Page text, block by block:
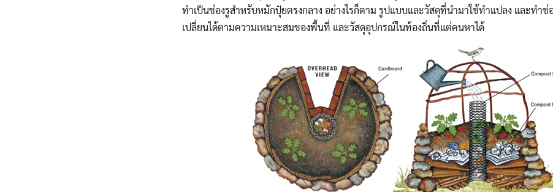
ทำเป็นช่องรูสำหรับหมักปุ๋ยตรงกลาง อย่างไรก็ตาม รูปแบบและวัสดุที่นำมาใช้ทำแปลง และทำช่
เปลี่ยนได้ตามความเหมาะสมของพื้นที่ และวัสดุอุปกรณ์ในท้องถิ่นที่แต่คนหาได้